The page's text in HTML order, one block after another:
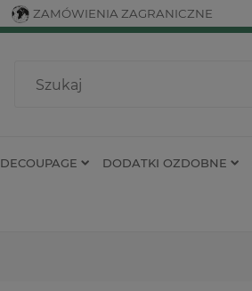
ZAMÓWIENIA ZAGRANICZNE
DECOUPAGE DODATKI OZDOBNE